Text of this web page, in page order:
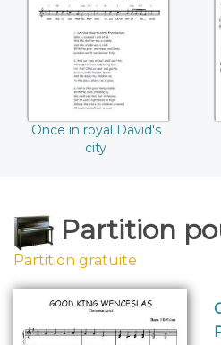
David's city
Once in royal David's
city
Partition
Partition gratuite